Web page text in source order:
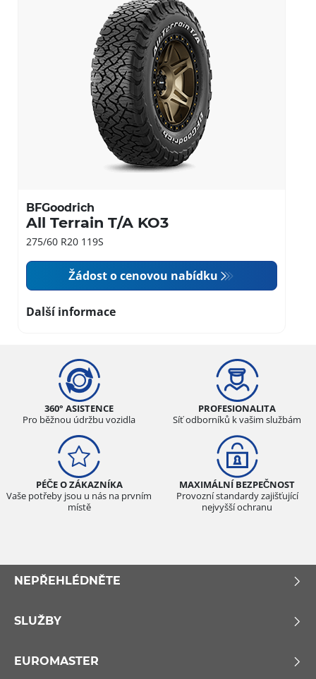
BFGoodrich
All Terrain T/A KO3
275/60 R20 119S
Žádost o cenovou nabídku
Další informace
360° ASISTENCE
Pro běžnou údržbu vozidla
PROFESIONALITA
Síť odborníků k vašim službám
PÉČE O ZÁKAZNÍKA
Vaše potřeby jsou u nás na prvním
místě
MAXIMÁLNÍ BEZPEČNOST
Provozní standardy zajišťující
nejvyšší ochranu
NEPŘEHLÉDNĚTE
SLUŽBY
EUROMASTER